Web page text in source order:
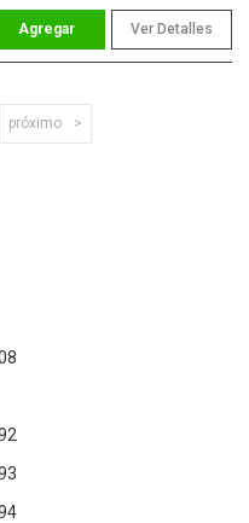
Ver Detalles
próximo